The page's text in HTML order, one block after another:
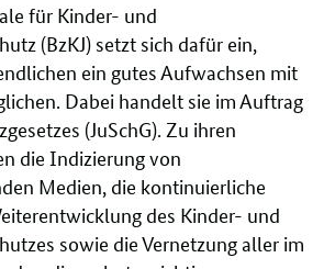
für Kinder- und
(BzKJ) setzt sich dafür ein,
ein gutes Aufwachsen mit
Dabei handelt sie im Auftrag
(JuSchG). Zu ihren
die Indizierung von
Medien, die kontinuierliche
des Kinder- und
sowie die Vernetzung aller im